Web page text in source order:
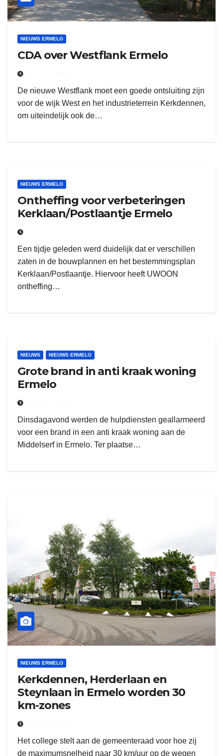
NIEUWS ERMELO
CDA over Westflank Ermelo
De nieuwe Westflank moet een goede ontsluiting zijn
voor de wijk West en het industrieterrein Kerkdennen,
om uiteindelijk ook de…
NIEUWS ERMELO
Ontheffing voor verbeteringen
Kerklaan/Postlaantje Ermelo
Een tijdje geleden werd duidelijk dat er verschillen
zaten in de bouwplannen en het bestemmingsplan
Kerklaan/Postlaantje. Hiervoor heeft UWOON
ontheffing…
NIEUWS NIEUWS ERMELO
Grote brand in anti kraak woning
Ermelo
Dinsdagavond werden de hulpdiensten geallarmeerd
voor een brand in een anti kraak woning aan de
Middelserf in Ermelo. Ter plaatse…
NIEUWS ERMELO
Kerkdennen, Herderlaan en
Steynlaan in Ermelo worden 30
km-zones
Het college stelt aan de gemeenteraad voor hoe zij
de maximumsnelheid naar 30 km/uur op de wegen